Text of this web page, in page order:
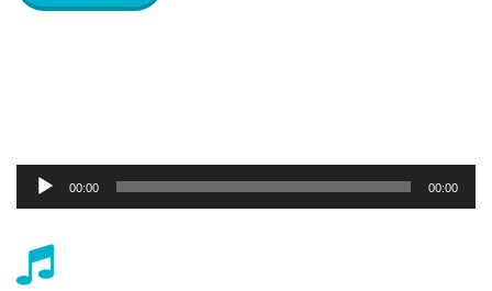
Lecteur
audio
00:00 00:00